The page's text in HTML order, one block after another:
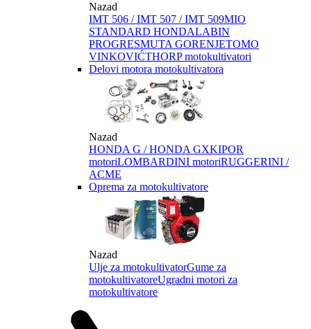
Nazad
IMT 506 / IMT 507 / IMT 509MIO
STANDARD HONDALABIN
PROGRESMUTA GORENJETOMO
VINKOVIĆTHORP motokultivatori
Delovi motora motokultivatora
Nazad
HONDA G / HONDA GXKIPOR
motoriLOMBARDINI motoriRUGGERINI /
ACME
Oprema za motokultivatore
Nazad
Ulje za motokultivatorGume za
motokultivatoreUgradni motori za
motokultivatore